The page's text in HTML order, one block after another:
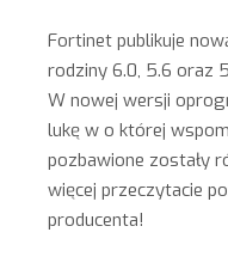
Fortinet publikuje
rodziny 6.0, 5.6 oraz
W nowej wersji
lukę w o której
pozbawione zostały
więcej przeczytacie
producenta!